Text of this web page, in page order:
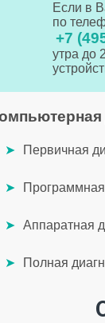
Если в
по
+7
утра до
Первичная
Программная
Аппаратная
Полная